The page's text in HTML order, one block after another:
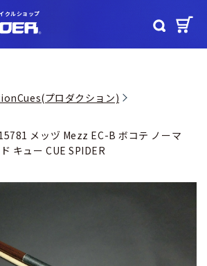
クルショップ
プロダクション)
メッヅ Mezz EC-B ボコテ ノーマ
キュー CUE SPIDER